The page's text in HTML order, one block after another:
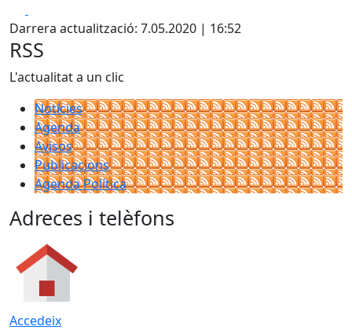
Darrera actualització: 7.05.2020 | 16:52
RSS
L'actualitat a un clic
Notícies
Agenda
Avisos
Publicacions
Agenda Política
Adreces i telèfons
Accedeix